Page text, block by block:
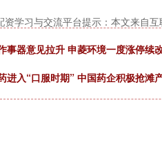
学习与交流平台提示：本文来自互
事器意见拉升 申菱环境一度涨停续
入“口服时期” 中国药企积极抢滩